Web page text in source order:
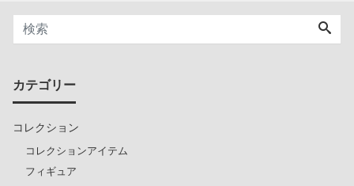
カテゴリー
コレクション
コレクションアイテム
フィギュア